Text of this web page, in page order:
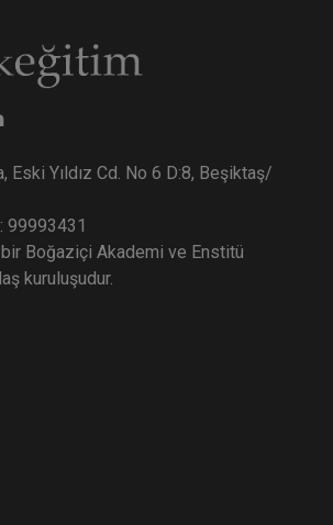
Eski Yıldız Cd. No 6 D:8, Beşiktaş/
99993431
Boğaziçi Akademi ve Enstitü
kuruluşudur.